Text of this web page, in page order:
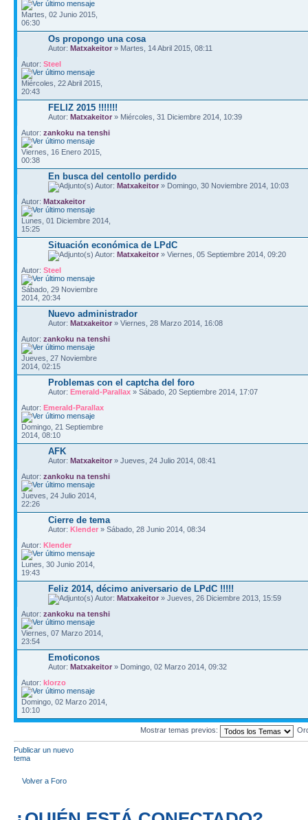
Martes, 02 Junio 2015,
06:30
Os propongo una cosa
Autor: Matxakeitor » Martes, 14 Abril 2015, 08:11
Autor: Steel
Miércoles, 22 Abril 2015,
20:43
FELIZ 2015 !!!!!!!
Autor: Matxakeitor » Miércoles, 31 Diciembre 2014, 10:39
Autor: zankoku na tenshi
Viernes, 16 Enero 2015,
00:38
En busca del centollo perdido
Autor: Matxakeitor » Domingo, 30 Noviembre 2014, 10:03
Autor: Matxakeitor
Lunes, 01 Diciembre 2014,
15:25
Situación económica de LPdC
Autor: Matxakeitor » Viernes, 05 Septiembre 2014, 09:20
Autor: Steel
Sábado, 29 Noviembre
2014, 20:34
Nuevo administrador
Autor: Matxakeitor » Viernes, 28 Marzo 2014, 16:08
Autor: zankoku na tenshi
Jueves, 27 Noviembre
2014, 02:15
Problemas con el captcha del foro
Autor: Emerald-Parallax » Sábado, 20 Septiembre 2014, 17:07
Autor: Emerald-Parallax
Domingo, 21 Septiembre
2014, 08:10
AFK
Autor: Matxakeitor » Jueves, 24 Julio 2014, 08:41
Autor: zankoku na tenshi
Jueves, 24 Julio 2014,
22:26
Cierre de tema
Autor: Klender » Sábado, 28 Junio 2014, 08:34
Autor: Klender
Lunes, 30 Junio 2014,
19:43
Feliz 2014, décimo aniversario de LPdC !!!!!
Autor: Matxakeitor » Jueves, 26 Diciembre 2013, 15:59
Autor: zankoku na tenshi
Viernes, 07 Marzo 2014,
23:54
Emoticonos
Autor: Matxakeitor » Domingo, 02 Marzo 2014, 09:32
Autor: klorzo
Domingo, 02 Marzo 2014,
10:10
Mostrar temas previos:
Publicar un nuevo
tema
Volver a Foro